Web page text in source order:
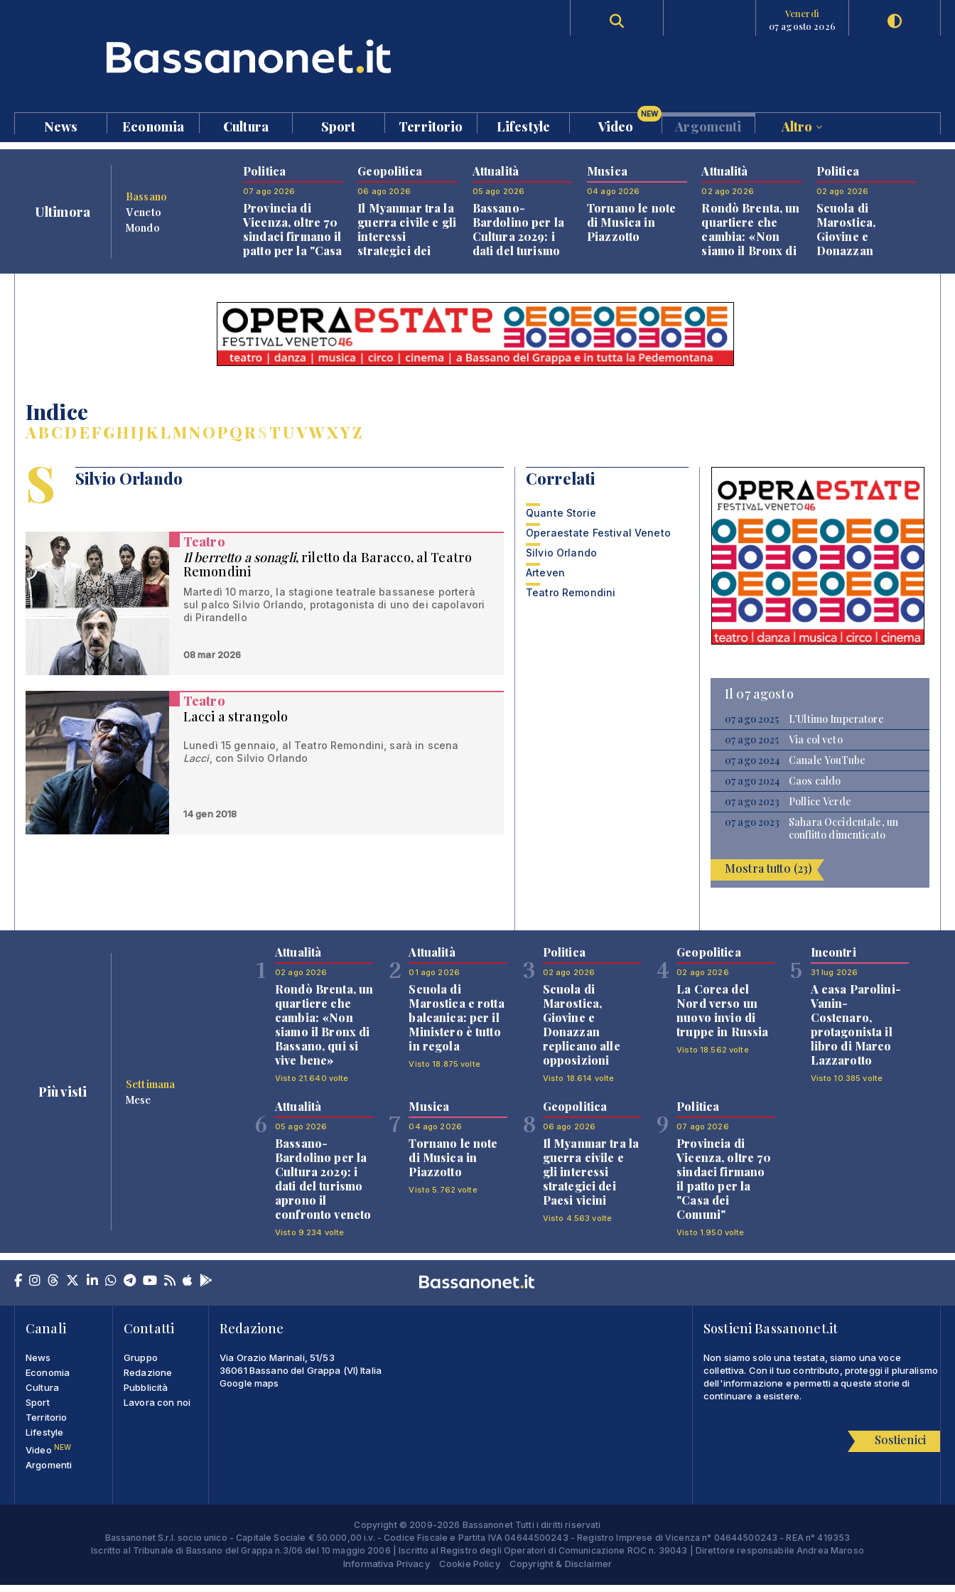
Venerdì
07 agosto 2026
News Economia Cultura Sport Territorio Lifestyle Video
NEW
Argomenti Altro
Ultimora
Bassano
Veneto
Mondo
Politica
07 ago 2026
Provincia di
Vicenza, oltre 70
sindaci firmano il
patto per la "Casa
Geopolitica
06 ago 2026
Il Myanmar tra la
guerra civile e gli
interessi
strategici dei
Attualità
05 ago 2026
Bassano-
Bardolino per la
Cultura 2029: i
dati del turismo
Musica
04 ago 2026
Tornano le note
di Musica in
Piazzotto
Attualità
02 ago 2026
Rondò Brenta, un
quartiere che
cambia: «Non
siamo il Bronx di
Politica
02 ago 2026
Scuola di
Marostica,
Giovine e
Donazzan
Indice
ABCDEFGHIJKLMNOPQRSTUVWXYZ
S Silvio Orlando
Teatro
Il berretto a sonagli, riletto da Baracco, al Teatro
Remondini
Martedì 10 marzo, la stagione teatrale bassanese porterà
sul palco Silvio Orlando, protagonista di uno dei capolavori
di Pirandello
08 mar 2026
Teatro
Lacci a strangolo
Lunedì 15 gennaio, al Teatro Remondini, sarà in scena
Lacci, con Silvio Orlando
14 gen 2018
Correlati
Quante Storie
Operaestate Festival Veneto
Silvio Orlando
Arteven
Teatro Remondini
Il 07 agosto
07 ago 2025
L’Ultimo Imperatore
07 ago 2025
Via col veto
07 ago 2024
Canale YouTube
07 ago 2024
Caos caldo
07 ago 2023
Pollice Verde
07 ago 2023
Sahara Occidentale, un
conflitto dimenticato
Mostra tutto (23)
Più visti
Settimana
Mese
1
Attualità
02 ago 2026
Rondò Brenta, un
quartiere che
cambia: «Non
siamo il Bronx di
Bassano, qui si
vive bene»
Visto 21.640 volte
2
Attualità
01 ago 2026
Scuola di
Marostica e rotta
balcanica: per il
Ministero è tutto
in regola
Visto 18.875 volte
3
Politica
02 ago 2026
Scuola di
Marostica,
Giovine e
Donazzan
replicano alle
opposizioni
Visto 18.614 volte
4
Geopolitica
02 ago 2026
La Corea del
Nord verso un
nuovo invio di
truppe in Russia
Visto 18.562 volte
5
Incontri
31 lug 2026
A casa Parolini-
Vanin-
Costenaro,
protagonista il
libro di Marco
Lazzarotto
Visto 10.385 volte
6
Attualità
05 ago 2026
Bassano-
Bardolino per la
Cultura 2029: i
dati del turismo
aprono il
confronto veneto
Visto 9.234 volte
7
Musica
04 ago 2026
Tornano le note
di Musica in
Piazzotto
Visto 5.762 volte
8
Geopolitica
06 ago 2026
Il Myanmar tra la
guerra civile e
gli interessi
strategici dei
Paesi vicini
Visto 4.563 volte
9
Politica
07 ago 2026
Provincia di
Vicenza, oltre 70
sindaci firmano
il patto per la
"Casa dei
Comuni"
Visto 1.950 volte
Canali
News
Economia
Cultura
Sport
Territorio
Lifestyle
Video NEW
Argomenti
Contatti
Gruppo
Redazione
Pubblicità
Lavora con noi
Redazione
Via Orazio Marinali, 51/53
36061 Bassano del Grappa (VI) Italia
Google maps
Sostieni Bassanonet.it
Non siamo solo una testata, siamo una voce
collettiva. Con il tuo contributo, proteggi il pluralismo
dell'informazione e permetti a queste storie di
continuare a esistere.
Sostienici
Copyright © 2009-2026 Bassanonet Tutti i diritti riservati
Bassanonet S.r.l. socio unico - Capitale Sociale € 50.000,00 i.v. - Codice Fiscale e Partita IVA 04644500243 - Registro Imprese di Vicenza n° 04644500243 - REA n° 419353
Iscritto al Tribunale di Bassano del Grappa n.3/06 del 10 maggio 2006 | Iscritto al Registro degli Operatori di Comunicazione ROC n. 39043 | Direttore responsabile Andrea Maroso
Informativa Privacy Cookie Policy Copyright & Disclaimer